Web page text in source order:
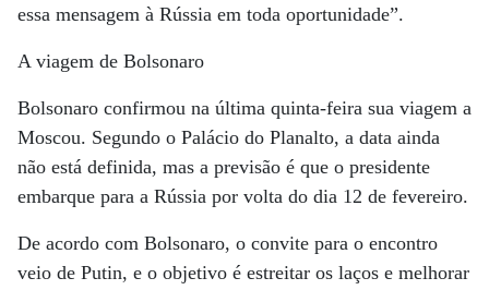
essa mensagem à Rússia em toda oportunidade”.
A viagem de Bolsonaro
Bolsonaro confirmou na última quinta-feira sua viagem a
Moscou. Segundo o Palácio do Planalto, a data ainda
não está definida, mas a previsão é que o presidente
embarque para a Rússia por volta do dia 12 de fevereiro.
De acordo com Bolsonaro, o convite para o encontro
veio de Putin, e o objetivo é estreitar os laços e melhorar